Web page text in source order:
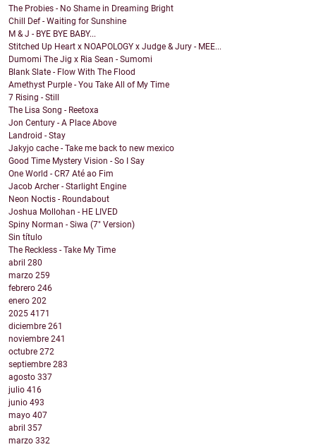
The Probies - No Shame in Dreaming Bright
Chill Def - Waiting for Sunshine
M & J - BYE BYE BABY...
Stitched Up Heart x NOAPOLOGY x Judge & Jury - MEE...
Dumomi The Jig x Ria Sean - Sumomi
Blank Slate - Flow With The Flood
Amethyst Purple - You Take All of My Time
7 Rising - Still
The Lisa Song - Reetoxa
Jon Century - A Place Above
Landroid - Stay
Jakyjo cache - Take me back to new mexico
Good Time Mystery Vision - So I Say
One World - CR7 Até ao Fim
Jacob Archer - Starlight Engine
Neon Noctis - Roundabout
Joshua Mollohan - HE LIVED
Spiny Norman - Siwa (7" Version)
Sin título
The Reckless - Take My Time
abril 280
marzo 259
febrero 246
enero 202
2025 4171
diciembre 261
noviembre 241
octubre 272
septiembre 283
agosto 337
julio 416
junio 493
mayo 407
abril 357
marzo 332